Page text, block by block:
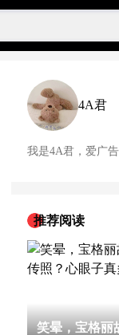
4A君
我是4A君，爱广
推荐阅读
笑晕，宝格丽